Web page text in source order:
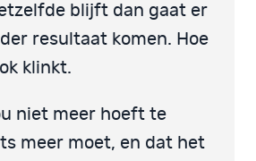
blijft dan gaat er
resultaat komen. Hoe
klinkt.
niet meer hoeft te
meer moet, en dat het